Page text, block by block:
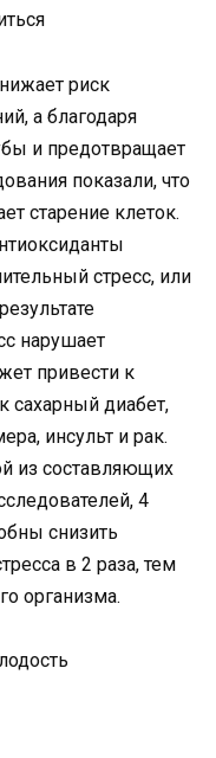
риск
а благодаря
и предотвращает
показали, что
старение клеток.
стресс, или
нарушает
привести к
сахарный диабет,
инсульт и рак.
из составляющих
4
снизить
в 2 раза, тем
организма.